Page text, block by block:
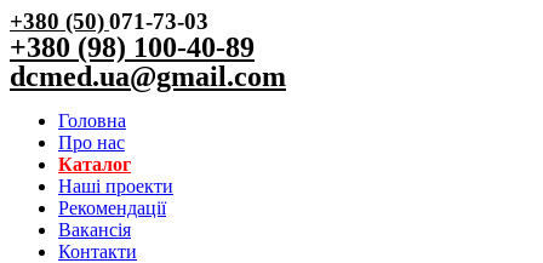
+380 (50)071-73-03
+380 (98) 100-40-89
dcmed.ua@gmail.com
Головна
Про нас
Каталог
Нашi проекти
Рекомендації
Вакансiя
Контакти